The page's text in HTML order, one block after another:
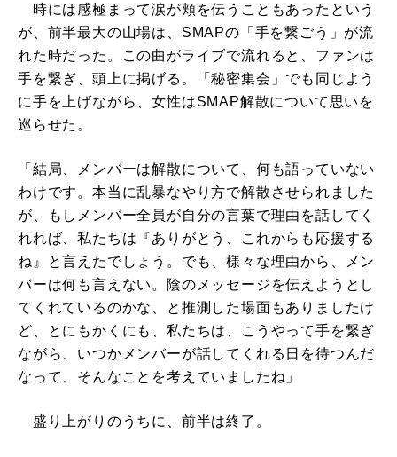
時には感極まって涙が頬を伝うこともあったという
が、前半最大の山場は、SMAPの「手を繋ごう」が流
れた時だった。この曲がライブで流れると、ファンは
手を繋ぎ、頭上に掲げる。「秘密集会」でも同じよう
に手を上げながら、女性はSMAP解散について思いを
巡らせた。
「結局、メンバーは解散について、何も語っていない
わけです。本当に乱暴なやり方で解散させられました
が、もしメンバー全員が自分の言葉で理由を話してく
れれば、私たちは『ありがとう、これからも応援する
ね』と言えたでしょう。でも、様々な理由から、メン
バーは何も言えない。陰のメッセージを伝えようとし
てくれているのかな、と推測した場面もありましたけ
ど、とにもかくにも、私たちは、こうやって手を繋ぎ
ながら、いつかメンバーが話してくれる日を待つんだ
なって、そんなことを考えていましたね」
盛り上がりのうちに、前半は終了。